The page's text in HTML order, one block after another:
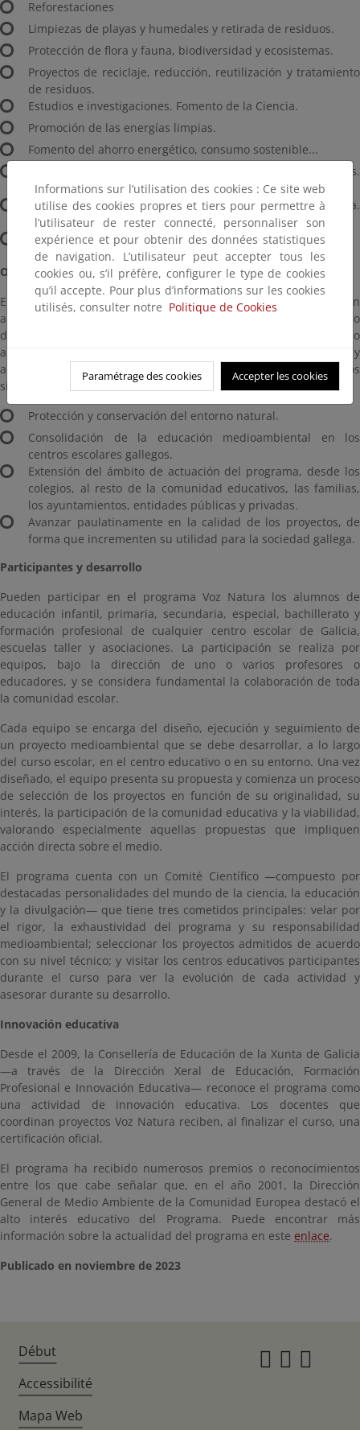
Reforestaciones
Limpiezas de playas y humedales y retirada de residuos.
Protección de flora y fauna, biodiversidad y ecosistemas.
Proyectos de reciclaje, reducción, reutilización y tratamiento
de residuos.
Estudios e investigaciones. Fomento de la Ciencia.
Promoción de las energías limpias.
Fomento del ahorro energético, consumo sostenible...
Creación y cuidado de jardines y huertos ecológicos.
Compostaje
Programas formativos de protección de la naturaleza.
Concienciación
Protección del patrimonio etnográfico y natural
Objetivos
El objetivo general de Voz Natura es fomentar la recuperación
ambiental, la protección de los ecosistemas y difundir un modelo
de crecimiento sostenible y respetuoso con el entorno, implicando
a la comunidad educativa con actividades de concienciación y
acción directa. Como objetivos específicos, detallamos los
siguientes:
Protección y conservación del entorno natural.
Consolidación de la educación medioambiental en los
centros escolares gallegos.
Extensión del ámbito de actuación del programa, desde los
colegios, al resto de la comunidad educativos, las familias,
los ayuntamientos, entidades públicas y privadas.
Avanzar paulatinamente en la calidad de los proyectos, de
forma que incrementen su utilidad para la sociedad gallega.
Participantes y desarrollo
Pueden participar en el programa Voz Natura los alumnos de
educación infantil, primaria, secundaria, especial, bachillerato y
formación profesional de cualquier centro escolar de Galicia,
escuelas taller y asociaciones. La participación se realiza por
equipos, bajo la dirección de uno o varios profesores o
educadores, y se considera fundamental la colaboración de toda
la comunidad escolar.
Cada equipo se encarga del diseño, ejecución y seguimiento de
un proyecto medioambiental que se debe desarrollar, a lo largo
del curso escolar, en el centro educativo o en su entorno. Una vez
diseñado, el equipo presenta su propuesta y comienza un proceso
de selección de los proyectos en función de su originalidad, su
interés, la participación de la comunidad educativa y la viabilidad,
valorando especialmente aquellas propuestas que impliquen
acción directa sobre el medio.
El programa cuenta con un Comité Científico —compuesto por
destacadas personalidades del mundo de la ciencia, la educación
y la divulgación— que tiene tres cometidos principales: velar por
el rigor, la exhaustividad del programa y su responsabilidad
medioambiental; seleccionar los proyectos admitidos de acuerdo
con su nivel técnico; y visitar los centros educativos participantes
durante el curso para ver la evolución de cada actividad y
asesorar durante su desarrollo.
Innovación educativa
Desde el 2009, la Consellería de Educación de la Xunta de Galicia
—a través de la Dirección Xeral de Educación, Formación
Profesional e Innovación Educativa— reconoce el programa como
una actividad de innovación educativa. Los docentes que
coordinan proyectos Voz Natura reciben, al finalizar el curso, una
certificación oficial.
El programa ha recibido numerosos premios o reconocimientos
entre los que cabe señalar que, en el año 2001, la Dirección
General de Medio Ambiente de la Comunidad Europea destacó el
alto interés educativo del Programa. Puede encontrar más
información sobre la actualidad del programa en este enlace.
Publicado en noviembre de 2023
Informations sur l’utilisation des cookies : Ce site web
utilise des cookies propres et tiers pour permettre à
l’utilisateur de rester connecté, personnaliser son
expérience et pour obtenir des données statistiques
de navigation. L’utilisateur peut accepter tous les
cookies ou, s’il préfère, configurer le type de cookies
qu’il accepte. Pour plus d’informations sur les cookies
utilisés, consulter notre Politique de Cookies
Paramétrage des cookies Accepter les cookies
Début
Accessibilité
Mapa Web